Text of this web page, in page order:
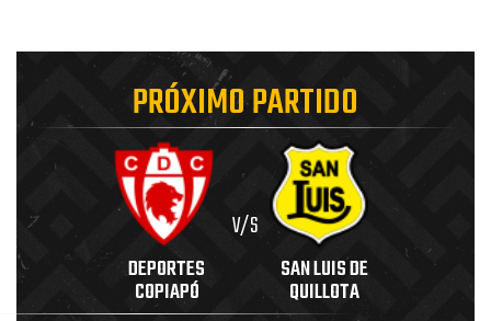
PRÓXIMO PARTIDO
DEPORTES
COPIAPÓ
V/S
SAN LUIS DE
QUILLOTA